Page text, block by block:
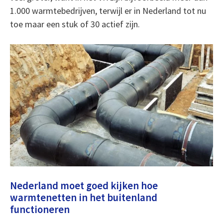
1.000 warmtebedrijven, terwijl er in Nederland tot nu
toe maar een stuk of 30 actief zijn.
Nederland moet goed kijken hoe
warmtenetten in het buitenland
functioneren